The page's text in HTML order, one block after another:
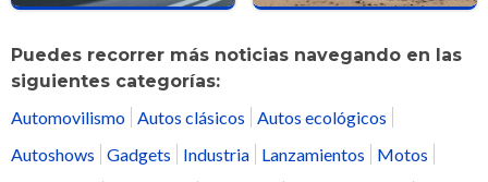
Puedes recorrer más noticias navegando en las
siguientes categorías:
Automovilismo Autos clásicos
Autos ecológicos
Autoshows
Gadgets Industria Lanzamientos
Motos